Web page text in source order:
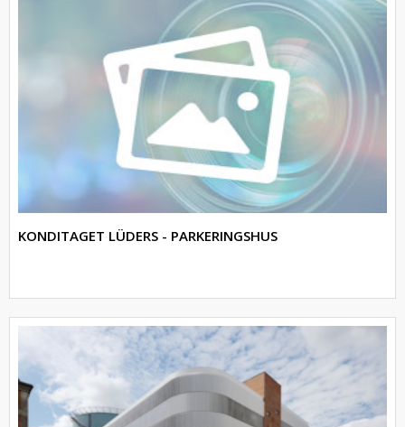
KONDITAGET LÜDERS - PARKERINGSHUS